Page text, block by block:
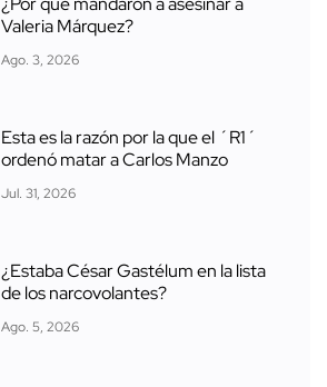
¿Por qué mandaron a asesinar a
Valeria Márquez?
Ago. 3, 2026
Esta es la razón por la que el ´R1´
ordenó matar a Carlos Manzo
Jul. 31, 2026
¿Estaba César Gastélum en la lista
de los narcovolantes?
Ago. 5, 2026